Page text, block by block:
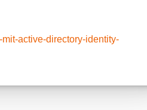
active-directory-identity-